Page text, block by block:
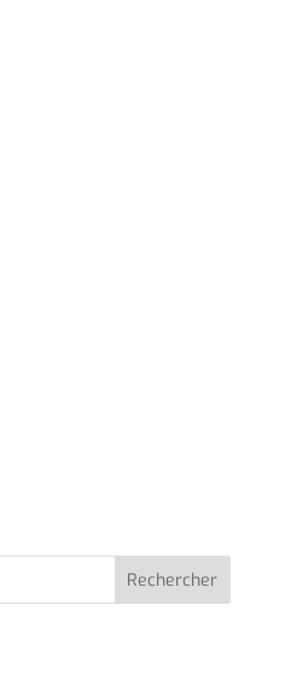
Rechercher